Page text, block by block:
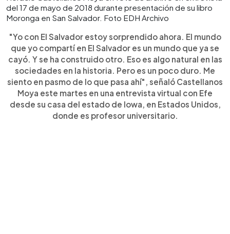
del 17 de mayo de 2018 durante presentación de su libro
Moronga en San Salvador. Foto EDH Archivo
"Yo con El Salvador estoy sorprendido ahora. El mundo
que yo compartí en El Salvador es un mundo que ya se
cayó. Y se ha construido otro. Eso es algo natural en las
sociedades en la historia. Pero es un poco duro. Me
siento en pasmo de lo que pasa ahí", señaló Castellanos
Moya este martes en una entrevista virtual con Efe
desde su casa del estado de Iowa, en Estados Unidos,
donde es profesor universitario.